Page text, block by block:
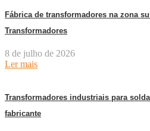
Fábrica de transformadores na zona
Transformadores
8 de julho de 2026
Ler mais
Transformadores industriais para
fabricante